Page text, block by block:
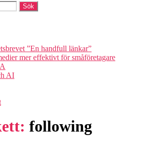
”En handfull länkar”
mer effektivt för småföretagare
AI
following